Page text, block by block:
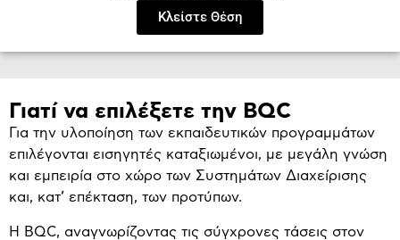
Κλείστε Θέση
Γιατί να επιλέξετε την BQC
Για την υλοποίηση των εκπαιδευτικών προγραμμάτων
επιλέγονται εισηγητές καταξιωμένοι, με μεγάλη γνώση
και εμπειρία στο χώρο των Συστημάτων Διαχείρισης
και, κατ’ επέκταση, των προτύπων.
Η BQC, αναγνωρίζοντας τις σύγχρονες τάσεις στον